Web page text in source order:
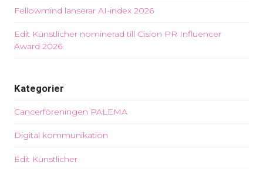
Fellowmind lanserar AI-index 2026
Edit Künstlicher nominerad till Cision PR Influencer
Award 2026
Kategorier
Cancerföreningen PALEMA
Digital kommunikation
Edit Künstlicher